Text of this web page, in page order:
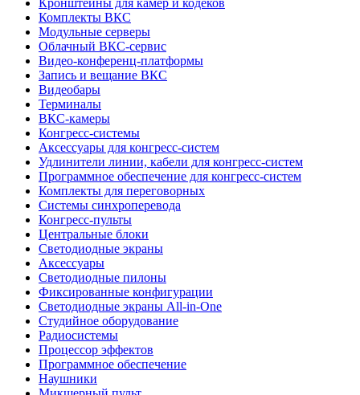
Кронштейны для камер и кодеков
Комплекты ВКС
Модульные серверы
Облачный ВКС-сервис
Видео-конференц-платформы
Запись и вещание ВКС
Видеобары
Терминалы
ВКС-камеры
Конгресс-системы
Аксессуары для конгресс-систем
Удлинители линии, кабели для конгресс-систем
Программное обеспечение для конгресс-систем
Комплекты для переговорных
Системы синхроперевода
Конгресс-пульты
Центральные блоки
Светодиодные экраны
Аксессуары
Светодиодные пилоны
Фиксированные конфигурации
Светодиодные экраны All-in-One
Студийное оборудование
Радиосистемы
Процессор эффектов
Программное обеспечение
Наушники